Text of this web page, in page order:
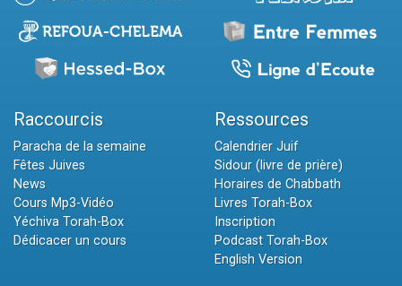
Raccourcis
Paracha de la semaine
Fêtes Juives
News
Cours Mp3-Vidéo
Yéchiva Torah-Box
Dédicacer un cours
Ressources
Calendrier Juif
Sidour (livre de prière)
Horaires de Chabbath
Livres Torah-Box
Inscription
Podcast Torah-Box
English Version